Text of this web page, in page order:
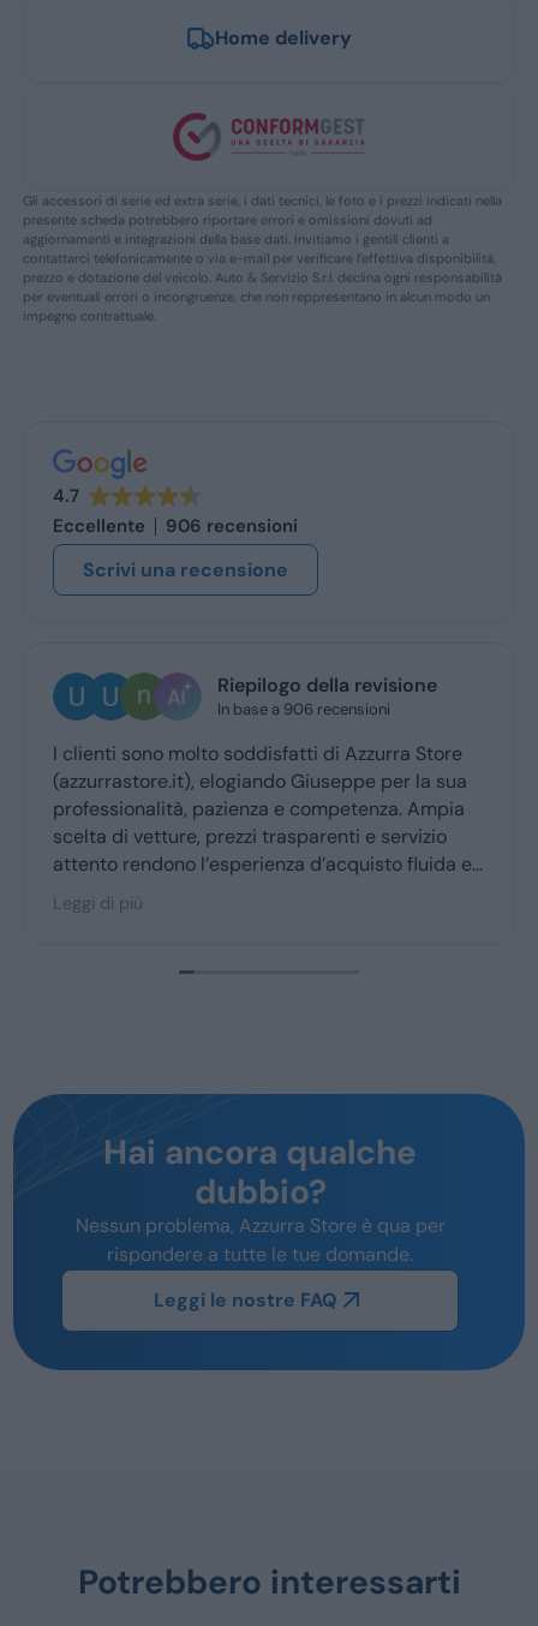
Home delivery
Gli accessori di serie ed extra serie, i dati tecnici, le foto e i prezzi indicati nella
presente scheda potrebbero riportare errori e omissioni dovuti ad
aggiornamenti e integrazioni della base dati. Invitiamo i gentili clienti a
contattarci telefonicamente o via e-mail per verificare l’effettiva disponibilità,
prezzo e dotazione del veicolo. Auto & Servizio S.r.l. declina ogni responsabilità
per eventuali errori o incongruenze, che non reppresentano in alcun modo un
impegno contrattuale.
4.7
Eccellente
906 recensioni
Scrivi una recensione
Riepilogo della revisione
In base a 906 recensioni
I clienti sono molto soddisfatti di Azzurra Store
(azzurrastore.it), elogiando Giuseppe per la sua
professionalità, pazienza e competenza. Ampia
scelta di vetture, prezzi trasparenti e servizio
attento rendono l’esperienza d’acquisto fluida e
piacevole per la maggior parte degli utenti.
Leggi di più
Hai ancora qualche
dubbio?
Nessun problema, Azzurra Store è qua per
rispondere a tutte le tue domande.
Leggi le nostre FAQ
Potrebbero interessarti